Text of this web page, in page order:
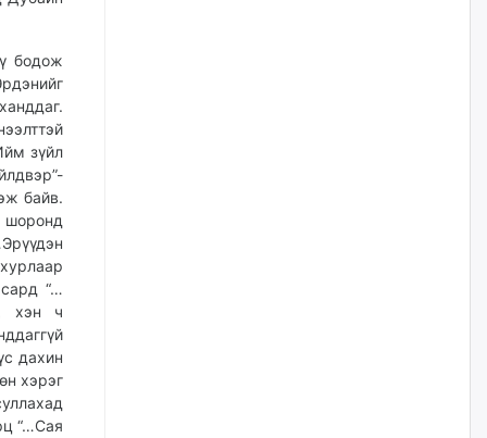
бодож
зүйл
байв.
“…
хэн ч
дахин
хэрэг
“…Сая